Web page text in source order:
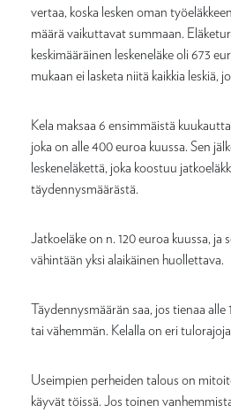
vertaa, koska lesken oman
määrä vaikuttavat summaan.
keskimääräinen leskeneläke oli 673
mukaan ei lasketa niitä kaikkia leskiä,
Kela maksaa 6 ensimmäistä
joka on alle 400 euroa kuussa. Sen
leskeneläkettä, joka koostuu
täydennysmäärästä.
Jatkoeläke on n. 120 euroa kuussa, ja
vähintään yksi alaikäinen huollettava.
Täydennysmäärän saa, jos tienaa alle
tai vähemmän. Kelalla on eri
Useimpien perheiden talous on
käyvät töissä. Jos toinen